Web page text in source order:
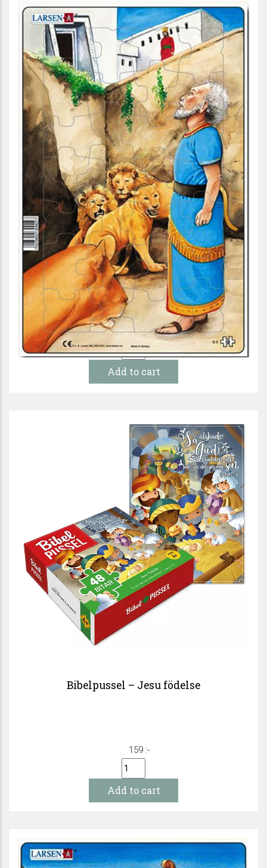
Daniel i lejongropen – Pussel
19 :-
Bibelpussel – Jesu födelse
159 :-